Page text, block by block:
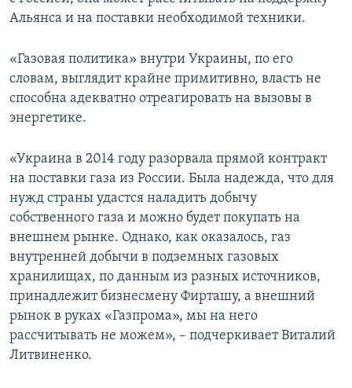
Альянса и на поставки необходимой техники.
«Газовая политика» внутри Украины, по его
словам, выглядит крайне примитивно, власть не
способна адекватно отреагировать на вызовы в
энергетике.
«Украина в 2014 году разорвала прямой контракт
на поставки газа из России. Была надежда, что для
нужд страны удастся наладить добычу
собственного газа и можно будет покупать на
внешнем рынке. Однако, как оказалось, газ
внутренней добычи в подземных газовых
хранилищах, по данным из разных источников,
принадлежит бизнесмену Фирташу, а внешний
рынок в руках «Газпрома», мы на него
рассчитывать не можем», – подчеркивает Виталий
Литвиненко.